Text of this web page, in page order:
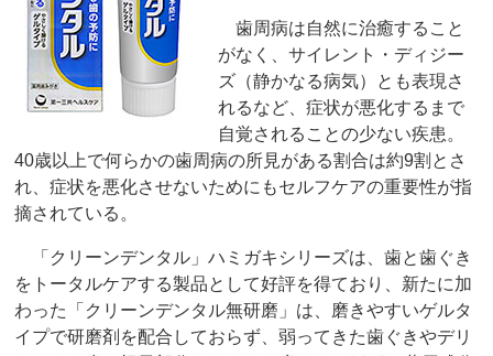
歯周病は自然に治癒すること
がなく、サイレント・ディジー
ズ（静かなる病気）とも表現さ
れるなど、症状が悪化するまで
自覚されることの少ない疾患。
40歳以上で何らかの歯周病の所見がある割合は約9割とさ
れ、症状を悪化させないためにもセルフケアの重要性が指
摘されている。
「クリーンデンタル」ハミガキシリーズは、歯と歯ぐき
をトータルケアする製品として好評を得ており、新たに加
わった「クリーンデンタル無研磨」は、磨きやすいゲルタ
イプで研磨剤を配合しておらず、弱ってきた歯ぐきやデリ